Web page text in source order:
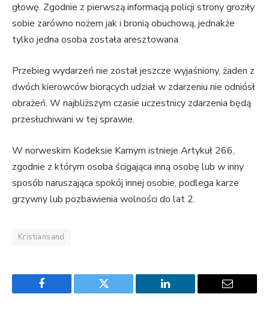
głowę. Zgodnie z pierwszą informacją policji strony groziły
sobie zarówno nożem jak i bronią obuchową, jednakże
tylko jedna osoba została aresztowana.
Przebieg wydarzeń nie został jeszcze wyjaśniony, żaden z
dwóch kierowców biorących udział w zdarzeniu nie odniósł
obrażeń. W najbliższym czasie uczestnicy zdarzenia będą
przesłuchiwani w tej sprawie.
W norweskim Kodeksie Karnym istnieje Artykuł 266,
zgodnie z którym osoba ścigająca inną osobę lub w inny
sposób naruszająca spokój innej osobie, podlega karze
grzywny lub pozbawienia wolności do lat 2.
Kristiansand
Facebook Twitter LinkedIn Email